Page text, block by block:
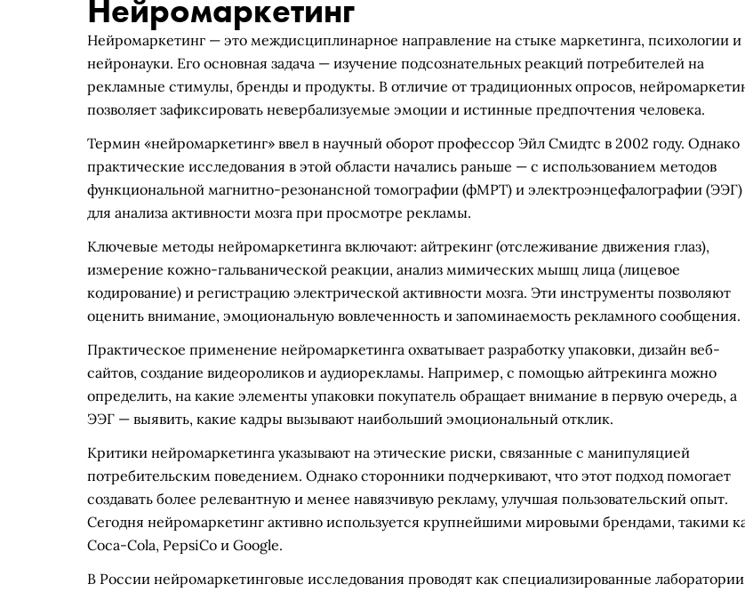
Нейромаркетинг
Нейромаркетинг — это междисциплинарное направление на стыке маркетинга, психологии и
нейронауки. Его основная задача — изучение подсознательных реакций потребителей на
рекламные стимулы, бренды и продукты. В отличие от традиционных опросов,
позволяет зафиксировать невербализуемые эмоции и истинные предпочтения человека.
Термин «нейромаркетинг» ввел в научный оборот профессор Эйл Смидтс в 2002 году. Однако
практические исследования в этой области начались раньше — с использованием методов
функциональной магнитно-резонансной томографии (фМРТ) и электроэнцефалографии (ЭЭГ)
для анализа активности мозга при просмотре рекламы.
Ключевые методы нейромаркетинга включают: айтрекинг (отслеживание движения глаз),
измерение кожно-гальванической реакции, анализ мимических мышц лица (лицевое
кодирование) и регистрацию электрической активности мозга. Эти инструменты позволяют
оценить внимание, эмоциональную вовлеченность и запоминаемость рекламного сообщения.
Практическое применение нейромаркетинга охватывает разработку упаковки, дизайн веб-
сайтов, создание видеороликов и аудиорекламы. Например, с помощью айтрекинга можно
определить, на какие элементы упаковки покупатель обращает внимание в первую очередь, а
ЭЭГ — выявить, какие кадры вызывают наибольший эмоциональный отклик.
Критики нейромаркетинга указывают на этические риски, связанные с манипуляцией
потребительским поведением. Однако сторонники подчеркивают, что этот подход помогает
создавать более релевантную и менее навязчивую рекламу, улучшая пользовательский опыт.
Сегодня нейромаркетинг активно используется крупнейшими мировыми брендами, такими
Coca-Cola, PepsiCo и Google.
В России нейромаркетинговые исследования проводят как специализированные лаборатории